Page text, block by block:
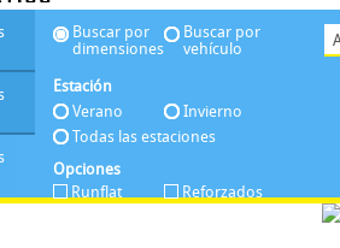
Buscar por
dimensiones
Buscar por
vehículo
Estación
Verano
Invierno
Todas las estaciones
Opciones
Runflat
Reforzados